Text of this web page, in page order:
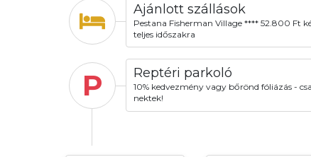
Ajánlott szállások
Pestana Fisherman Village **** 52.800 Ft
teljes időszakra
P Reptéri parkoló
10% kedvezmény vagy bőrönd fóliázás -
nektek!